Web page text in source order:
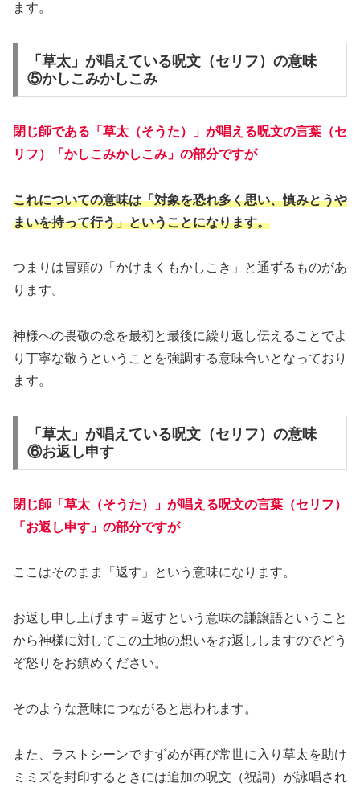
ます。
「草太」が唱えている呪文（セリフ）の意味
⑤かしこみかしこみ
閉じ師である「草太（そうた）」が唱える呪文の言葉（セ
リフ）「かしこみかしこみ」の部分ですが
これについての意味は「対象を恐れ多く思い、慎みとうや
まいを持って行う」ということになります。
つまりは冒頭の「かけまくもかしこき」と通ずるものがあ
ります。
神様への畏敬の念を最初と最後に繰り返し伝えることでよ
り丁寧な敬うということを強調する意味合いとなっており
ます。
「草太」が唱えている呪文（セリフ）の意味
⑥お返し申す
閉じ師「草太（そうた）」が唱える呪文の言葉（セリフ）
「お返し申す」の部分ですが
ここはそのまま「返す」という意味になります。
お返し申し上げます＝返すという意味の謙譲語ということ
から神様に対してこの土地の想いをお返ししますのでどう
ぞ怒りをお鎮めください。
そのような意味につながると思われます。
また、ラストシーンですずめが再び常世に入り草太を助け
ミミズを封印するときには追加の呪文（祝詞）が詠唱され